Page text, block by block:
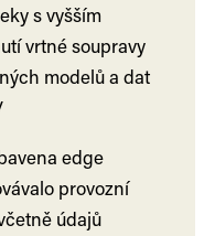
s vyšším
vrtné soupravy
modelů a dat
edge
provozní
údajů